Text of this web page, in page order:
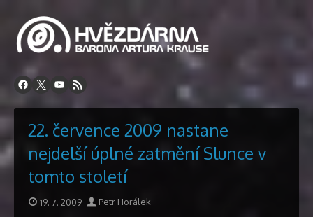
na
obsah
22. července 2009 nastane
nejdelší úplné zatmění Slunce v
tomto století
Publikováno
19. 7. 2009 AutorPetr Horálek